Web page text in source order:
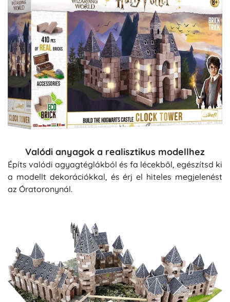
Valódi anyagok a realisztikus modellhez
Építs valódi agyagtéglákból és fa lécekből, egészítsd ki
a modellt dekorációkkal, és érj el hiteles megjelenést
az Óratoronynál.